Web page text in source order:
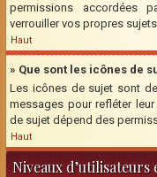
permissions accordées
verrouiller vos propres
Haut
» Que sont les icônes de
Les icônes de sujet sont
messages pour refléter
de sujet dépend des
Haut
Niveaux d’utilisateurs